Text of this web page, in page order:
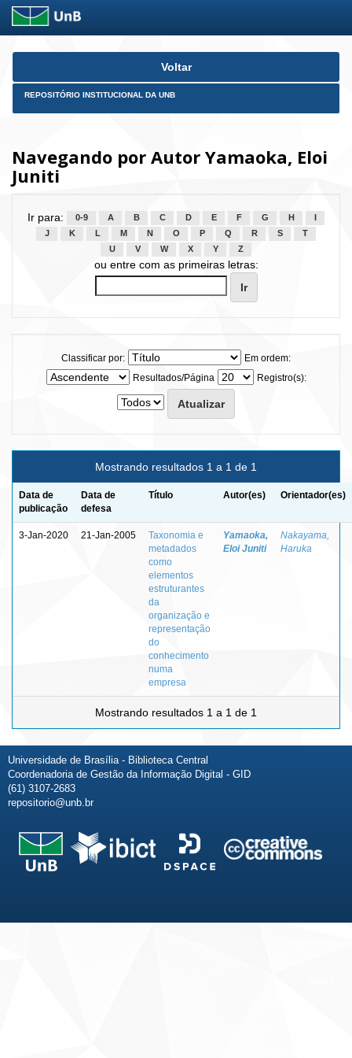
Skip
Voltar
REPOSITÓRIO INSTITUCIONAL DA UNB
Navegando por Autor Yamaoka, Eloi
Juniti
Ir para: 0-9 A B C D E F G H
J
K L M N O P Q R S
T
U
V W X Y Z
ou entre com as primeiras letras:
Classificar por:
Em ordem:
Resultados/Página
Registro(s):
Mostrando resultados 1 a 1 de 1
Data de
publicação
Data de
defesa
Título Autor(es) Orientador(es)
3-Jan-2020 21-Jan-2005
Taxonomia e
metadados
como
elementos
estruturantes
da
organização e
representação
do
conhecimento
numa
empresa
Yamaoka,
Eloi Juniti
Nakayama,
Haruka
Mostrando resultados 1 a 1 de 1
Universidade de Brasília - Biblioteca Central
Coordenadoria de Gestão da Informação Digital - GID
(61) 3107-2683
repositorio@unb.br